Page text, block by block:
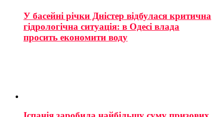
У басейні річки Дністер відбулася критична
гідрологічна ситуація: в Одесі влада
просить економити воду